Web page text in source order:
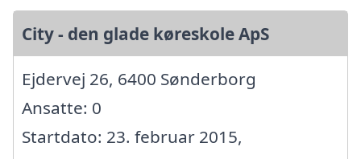
City - den glade køreskole ApS
Ejdervej 26, 6400 Sønderborg
Ansatte: 0
Startdato: 23. februar 2015,